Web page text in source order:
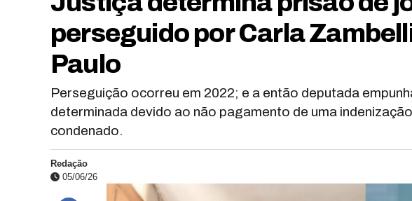
perseguido por Carla
Paulo
Perseguição ocorreu em 2022; e a então deputada
determinada devido ao não pagamento de uma
condenado.
Redação
05/06/26